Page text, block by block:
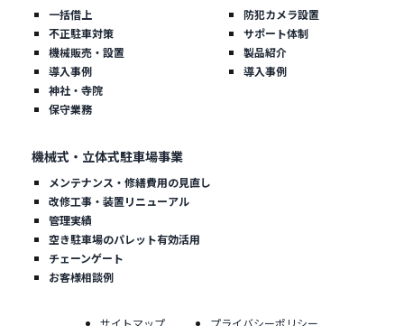
一括借上
不正駐車対策
機械販売・設置
導入事例
神社・寺院
保守業務
防犯カメラ設置
サポート体制
製品紹介
導入事例
機械式・立体式駐車場事業
メンテナンス・修繕費用の見直し
改修工事・装置リニューアル
管理実績
空き駐車場のパレット有効活用
チェーンゲート
お客様相談例
サイトマップ プライバシーポリシー